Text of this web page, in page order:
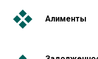
Алименты